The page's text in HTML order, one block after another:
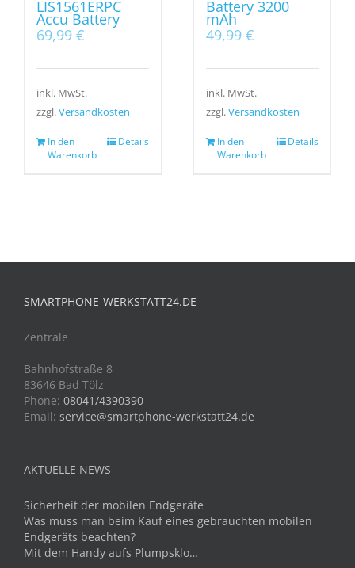
LIS1561ERPC
Accu Battery
69,99 €
inkl. MwSt.
zzgl.Versandkosten
In den
Warenkorb
Details
Battery 3200
mAh
49,99 €
inkl. MwSt.
zzgl.Versandkosten
In den
Warenkorb
Details
SMARTPHONE-WERKSTATT24.DE
Zentrale
Bahnhofstraße 8
83646 Bad Tölz
Phone: 08041/4390390
Email: service@smartphone-werkstatt24.de
AKTUELLE NEWS
Sicherheit der mobilen Endgeräte
Was muss man beim Kauf eines gebrauchten mobilen
Endgeräts beachten?
Mit dem Handy aufs Plumpsklo…